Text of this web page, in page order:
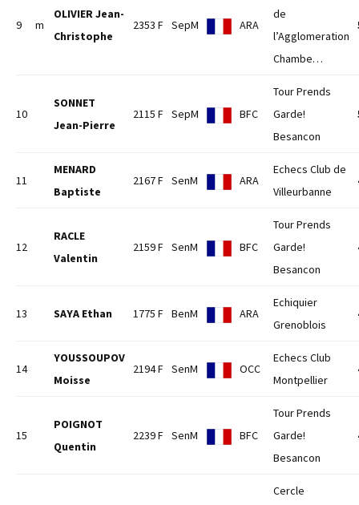
9 m
OLIVIER Jean-
Christophe
2353 F SepM ARA
de
l’Agglomeration
Chambe…
10
SONNET
Jean-Pierre
2115 F SepM BFC
Tour Prends
Garde!
Besancon
11
MENARD
Baptiste
2167 F SenM ARA
Echecs Club de
Villeurbanne
12
RACLE
Valentin
2159 F SenM BFC
Tour Prends
Garde!
Besancon
13 SAYA Ethan 1775 F BenM ARA
Echiquier
Grenoblois
14
YOUSSOUPOV
Moisse
2194 F SenM OCC
Echecs Club
Montpellier
15
POIGNOT
Quentin
2239 F SenM BFC
Tour Prends
Garde!
Besancon
Cercle